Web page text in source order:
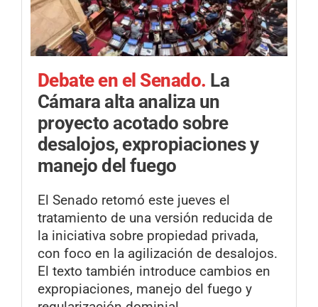
Debate en el Senado. La
Cámara alta analiza un
proyecto acotado sobre
desalojos, expropiaciones y
manejo del fuego
El Senado retomó este jueves el
tratamiento de una versión reducida de
la iniciativa sobre propiedad privada,
con foco en la agilización de desalojos.
El texto también introduce cambios en
expropiaciones, manejo del fuego y